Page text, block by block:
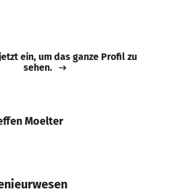
ein, um das ganze Profil zu
sehen.
Moelter